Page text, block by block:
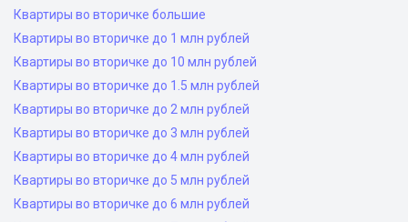
Квартиры во вторичке большие
Квартиры во вторичке до 1 млн рублей
Квартиры во вторичке до 10 млн рублей
Квартиры во вторичке до 1.5 млн рублей
Квартиры во вторичке до 2 млн рублей
Квартиры во вторичке до 3 млн рублей
Квартиры во вторичке до 4 млн рублей
Квартиры во вторичке до 5 млн рублей
Квартиры во вторичке до 6 млн рублей